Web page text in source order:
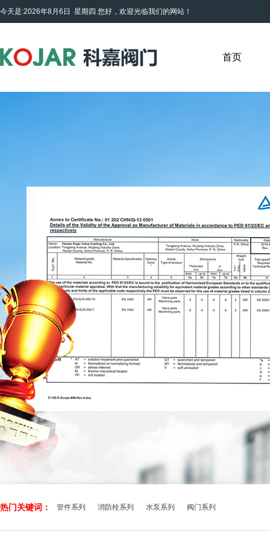
今天是:2026年8月6日 星期四 您好，欢迎光临我们的网站！
首页
热门关键词： 管件系列 消防栓系列 水泵系列 阀门系列